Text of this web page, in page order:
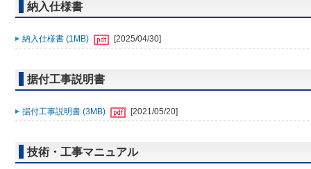
納入仕様書
納入仕様書 (1MB) [2025/04/30]
据付工事説明書
据付工事説明書 (3MB) [2021/05/20]
技術・工事マニュアル